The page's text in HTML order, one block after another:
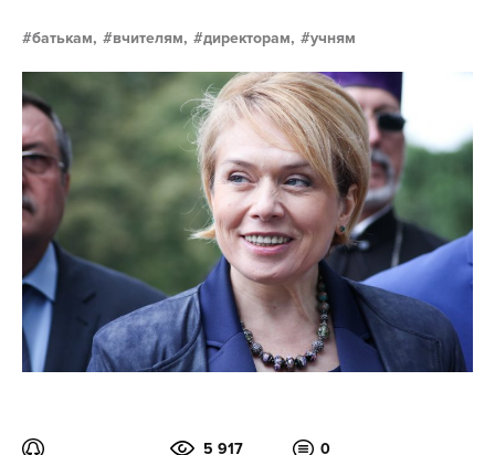
батькам, вчителям, директорам, учням
5 917 0